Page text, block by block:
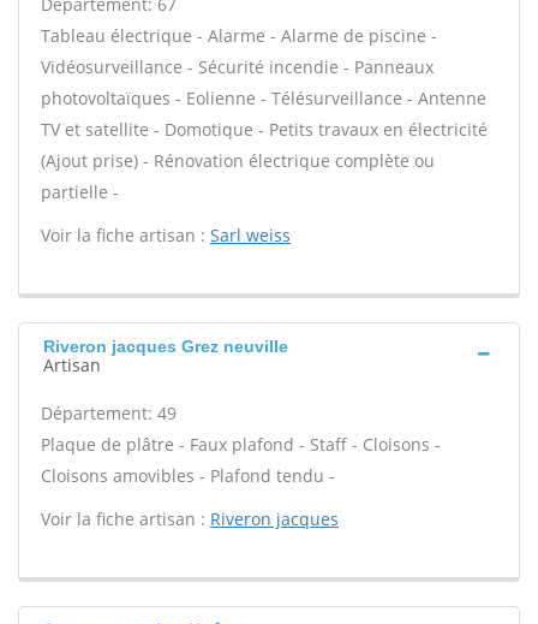
Tableau électrique - Alarme - Alarme de piscine -
Vidéosurveillance - Sécurité incendie - Panneaux
photovoltaïques - Eolienne - Télésurveillance - Antenne
TV et satellite - Domotique - Petits travaux en électricité
(Ajout prise) - Rénovation électrique complète ou
partielle -
Voir la fiche artisan : Sarl weiss
Riveron jacques Grez neuville
Artisan
Département: 49
Plaque de plâtre - Faux plafond - Staff - Cloisons -
Cloisons amovibles - Plafond tendu -
Voir la fiche artisan : Riveron jacques